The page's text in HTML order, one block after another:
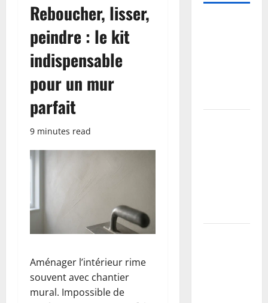
Reboucher, lisser,
peindre : le kit
indispensable
pour un mur
parfait
9 minutes read
Aménager l’intérieur rime
souvent avec chantier
mural. Impossible de